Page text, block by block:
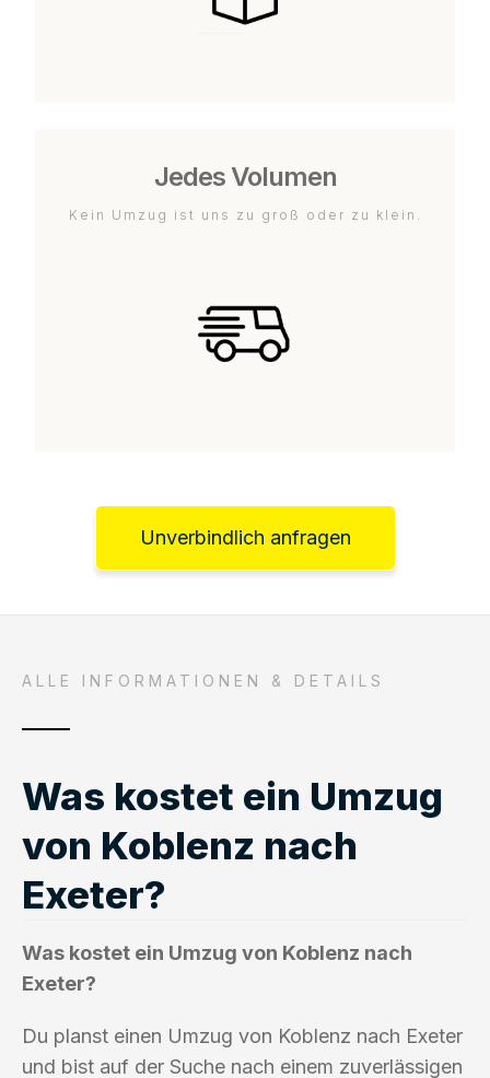
Jedes Volumen
Kein Umzug ist uns zu groß oder zu klein.
Unverbindlich anfragen
ALLE INFORMATIONEN & DETAILS
Was kostet ein Umzug
von Koblenz nach
Exeter?
Was kostet ein Umzug von Koblenz nach
Exeter?
Du planst einen Umzug von Koblenz nach Exeter
und bist auf der Suche nach einem zuverlässigen